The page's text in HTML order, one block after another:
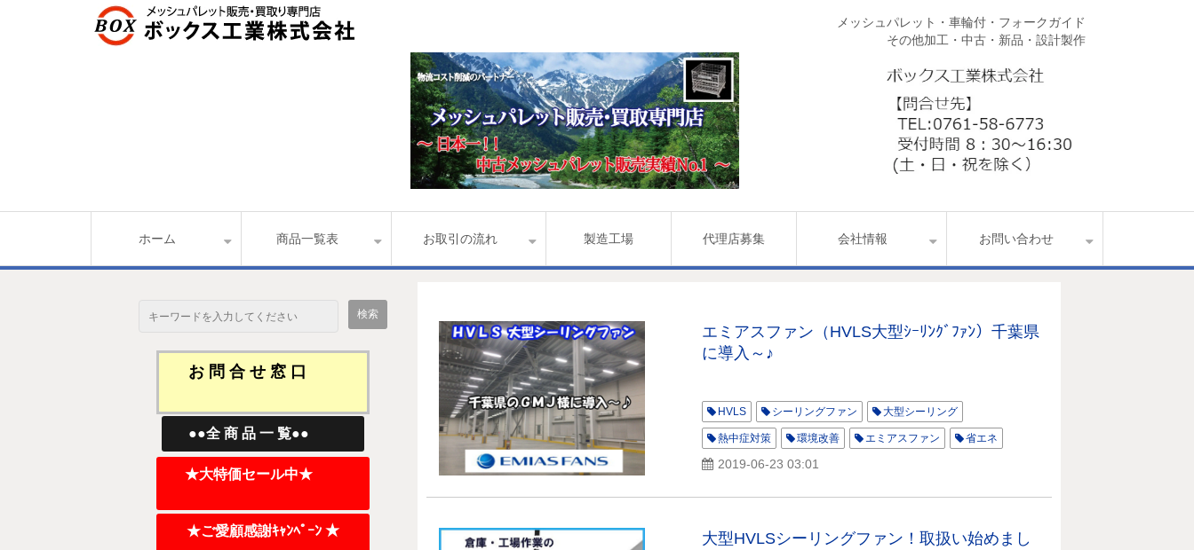
メッシュパレット・車輪付・フォークガイド
その他加工・中古・新品・設計製作
ホーム 商品一覧表 お取引の流れ 製造工場 代理店募集 会社情報 お問い合わせ
お 問 合 せ 窓 口
●●全 商 品 一 覧●●
★大特価セール中★
★ご愛顧感謝ｷｬﾝﾍﾟｰﾝ ★
エミアスファン（HVLS大型ｼｰﾘﾝｸﾞﾌｧﾝ）千葉県
に導入～♪
HVLS シーリングファン 大型シーリング
熱中症対策 環境改善 エミアスファン 省エネ
2019-06-23 03:01
大型HVLSシーリングファン！取扱い始めまし